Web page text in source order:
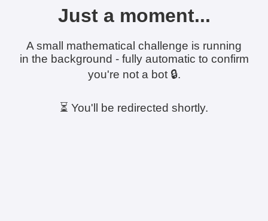
Just a moment...
A small mathematical challenge is running
in the background - fully automatic to confirm
you're not a bot 🔒.
⏳ You'll be redirected shortly.